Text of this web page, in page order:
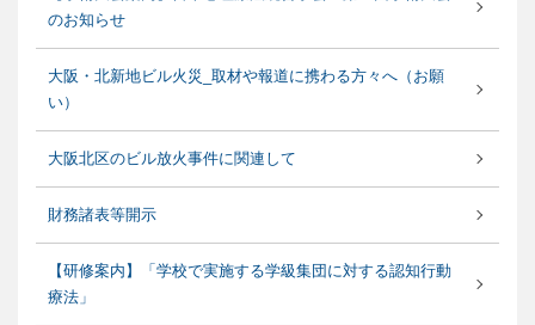
のお知らせ
大阪・北新地ビル火災_取材や報道に携わる方々へ（お願
い）
大阪北区のビル放火事件に関連して
財務諸表等開示
【研修案内】「学校で実施する学級集団に対する認知行動
療法」